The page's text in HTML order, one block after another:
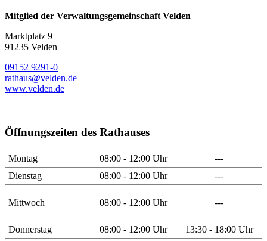
Mitglied der Verwaltungsgemeinschaft Velden
Marktplatz 9
91235 Velden
09152 9291-0
rathaus@velden.de
www.velden.de
Öffnungszeiten des Rathauses
Montag 08:00 - 12:00 Uhr
---
Dienstag
08:00 - 12:00 Uhr ---
Mittwoch 08:00 - 12:00 Uhr ---
Donnerstag 08:00 - 12:00 Uhr
13:30 - 18:00 Uhr